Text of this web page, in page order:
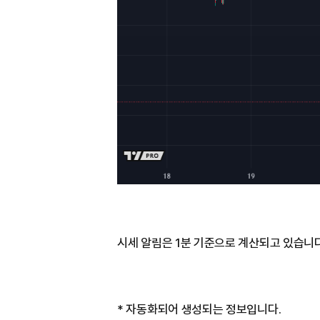
시세 알림은 1분 기준으로 계산되고 있습니
* 자동화되어 생성되는 정보입니다.